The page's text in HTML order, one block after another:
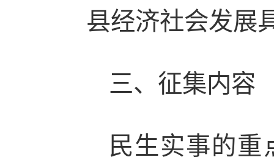
县经济社会发展
三、征集内容
民生实事的重